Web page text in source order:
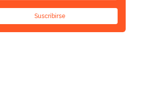
Suscribirse